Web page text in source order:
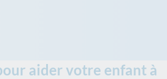
associéesassociées
aider votre enfant à